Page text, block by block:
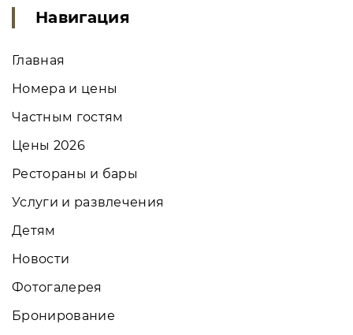
Навигация
Главная
Номера и цены
Частным гостям
Цены 2026
Рестораны и бары
Услуги и развлечения
Детям
Новости
Фотогалерея
Бронирование